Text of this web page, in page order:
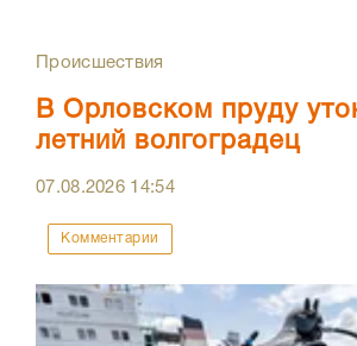
Происшествия
В Орловском пруду
летний волгоградец
07.08.2026 14:54
Комментарии